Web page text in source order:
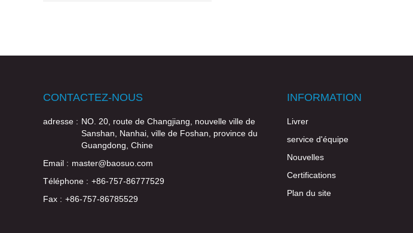
CONTACTEZ-NOUS
adresse : NO. 20, route de Changjiang, nouvelle ville de
Sanshan, Nanhai, ville de Foshan, province du
Guangdong, Chine
Email : master@baosuo.com
Téléphone : +86-757-86777529
Fax : +86-757-86785529
INFORMATION
Livrer
service d'équipe
Nouvelles
Certifications
Plan du site